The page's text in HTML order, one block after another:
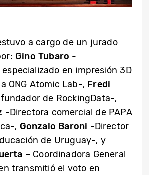
a cargo de un jurado
Gino Tubaro -
en impresión 3D
ONG Atomic Lab-, Fredi
de RockingData-,
-Directora comercial de PAPA
, Gonzalo Baroni -Director
de Uruguay-, y
– Coordinadora General
transmitió el voto en